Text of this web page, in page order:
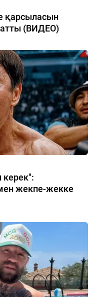
қарсыласын
(ВИДЕО)
жекпе-жекке